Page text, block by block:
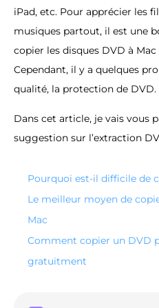
iPad, etc. Pour apprécier les
musiques partout, il est une
copier les disques DVD à
Cependant, il y a quelques
qualité, la protection de DVD.
Dans cet article, je vais vous
suggestion sur l’extraction
Pourquoi est-il difficile de
Le meilleur moyen de
Mac
Comment copier un DVD
gratuitment